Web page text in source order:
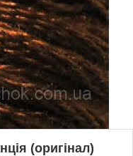
(оригінал)